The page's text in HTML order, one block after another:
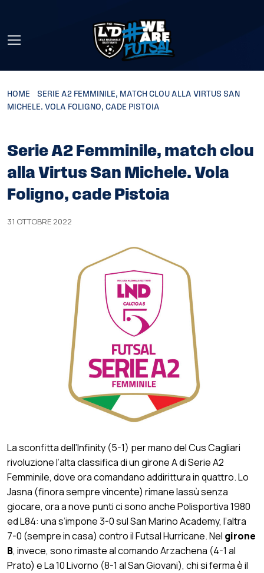
HOME
SERIE A2 FEMMINILE, MATCH CLOU ALLA VIRTUS SAN
MICHELE. VOLA FOLIGNO, CADE PISTOIA
Serie A2 Femminile, match clou
alla Virtus San Michele. Vola
Foligno, cade Pistoia
31 OTTOBRE 2022
La sconfitta dell’Infinity (5-1) per mano del Cus Cagliari
rivoluzione l’alta classifica di un girone A di Serie A2
Femminile, dove ora comandano addirittura in quattro. Lo
Jasna (finora sempre vincente) rimane lassù senza
giocare, ora a nove punti ci sono anche Polisportiva 1980
ed L84: una s’impone 3-0 sul San Marino Academy, l’altra
7-0 (sempre in casa) contro il Futsal Hurricane. Nel girone
B, invece, sono rimaste al comando Arzachena (4-1 al
Prato) e La 10 Livorno (8-1 al San Giovani), chi si ferma è il